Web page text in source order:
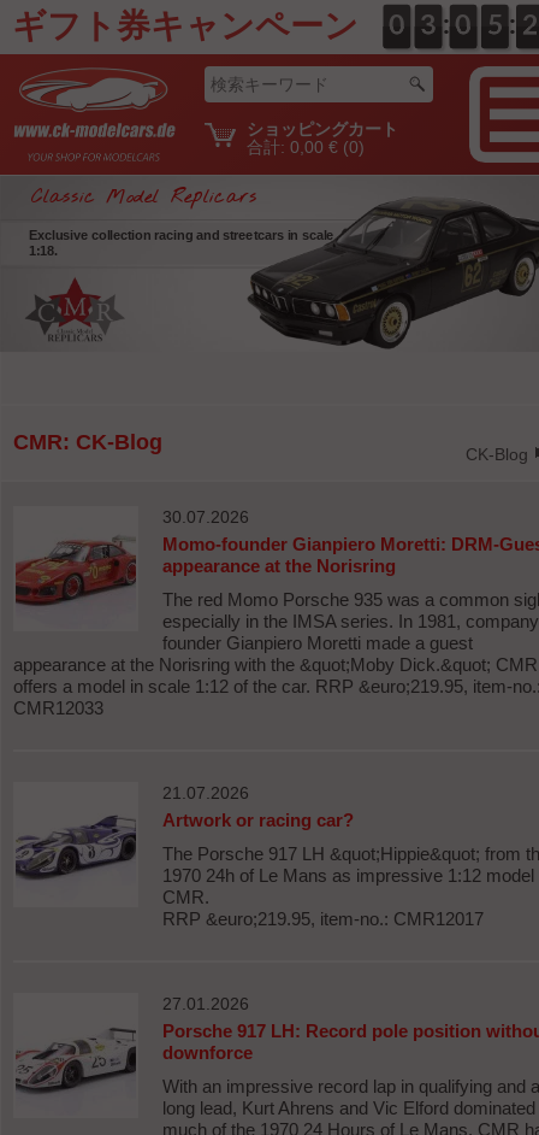
ギフト券キャンペーン 0
0
0 0
3
3 : 0
0
0 0
5
5 : 2
1
2
ショッピングカート
合計: 0,00 € (0)
Classic Model Replicars
Exclusive collection racing and streetcars in scale
1:18.
CK-Blog
CMR: CK-Blog
30.07.2026
Momo-founder Gianpiero Moretti: DRM-
appearance at the Norisring
The red Momo Porsche 935 was a common
especially in the IMSA series. In 1981, company
founder Gianpiero Moretti made a guest
appearance at the Norisring with the &quot;Moby Dick.&quot; CMR
offers a model in scale 1:12 of the car. RRP &euro;219.95, item-
CMR12033
21.07.2026
Artwork or racing car?
The Porsche 917 LH &quot;Hippie&quot; from
1970 24h of Le Mans as impressive 1:12 model
CMR.
RRP &euro;219.95, item-no.: CMR12017
27.01.2026
Porsche 917 LH: Record pole position
downforce
With an impressive record lap in qualifying and a
long lead, Kurt Ahrens and Vic Elford dominated
much of the 1970 24 Hours of Le Mans. CMR